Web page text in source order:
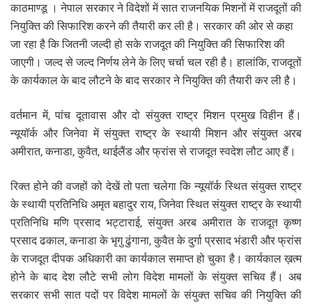
काठमाण्डू । नेपाल सरकार ने विदेशों में सात राजनयिक मिशनों में राजदूतों की
नियुक्ति की सिफारिश करने की तैयारी कर ली है। सरकार की ओर से कहा
जा रहा है कि जितनी जल्दी हो सके राजदूत की नियुक्ति की सिफारिश की
जाएगी। जल्द से जल्द निर्णय लेने के लिए चर्चा चल रही है। हालांकि, राजदूतों
के कार्यकाल के बाद लौटने के बाद सरकार ने नियुक्ति की तैयारी कर ली है।
वर्तमान में, पांच दूतावास और दो संयुक्त राष्ट्र मिशन प्रमुख विहीन हैं।
न्यूयॉर्क और जिनेवा में संयुक्त राष्ट्र के स्थायी मिशन और संयुक्त अरब
अमीरात, कनाडा, कुवैत, थाईलैंड और फ्रांस से राजदूत स्वदेश लौट आए हैं।
रिक्त होने की वजहों को देखें तो पता चलेगा कि न्यूयॉर्क स्थित संयुक्त राष्ट्र
के स्थायी प्रतिनिधि अमृत बहादुर राय, जिनेवा स्थित संयुक्त राष्ट्र के स्थायी
प्रतिनिधि मणि प्रसाद भट्टाराई, संयुक्त अरब अमीरात के राजदूत कृष्ण
प्रसाद ढकाल, कनाडा के भृगु ढुंगाना, कुवैत के दुर्गा प्रसाद भंडारी और फ्रांस
के राजदूत दीपक अधिकारी का कार्यकाल समाप्त हो चुका है। कार्यकाल ख़त्म
होने के बाद देश लौटे सभी लोग विदेश मामलों के संयुक्त सचिव हैं। अब
सरकार सभी सात पदों पर विदेश मामलों के संयुक्त सचिव की नियुक्ति की